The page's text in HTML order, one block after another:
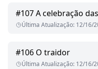
#107A celebração
Última Atualização: 12/16/
#106 O traidor
Última Atualização: 12/16/